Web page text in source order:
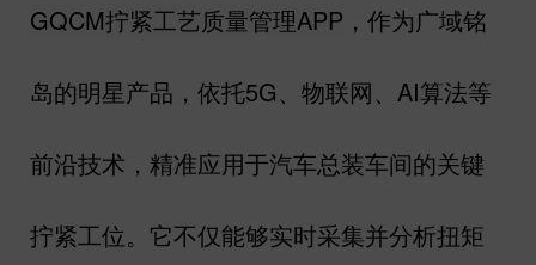
GQCM拧紧工艺质量管理APP ，作为广域铭
岛的明星产品，依托5G、物联网、 AI算法等
前沿技术，精准应用于汽车总装车间的关键
拧紧工位。它不仅能够实时采集并分析扭矩